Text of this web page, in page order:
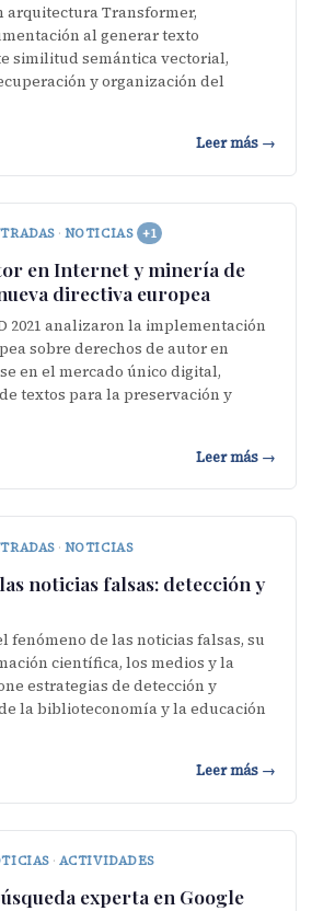
arquitectura Transformer,
al generar texto
similitud semántica vectorial,
y organización del
Leer más →
· NOTICIAS +1
en Internet y minería de
directiva europea
2021 analizaron la implementación
sobre derechos de autor en
en el mercado único digital,
textos para la preservación y
Leer más →
· NOTICIAS
noticias falsas: detección y
fenómeno de las noticias falsas, su
científica, los medios y la
estrategias de detección y
la biblioteconomía y la educación
Leer más →
· ACTIVIDADES
experta en Google